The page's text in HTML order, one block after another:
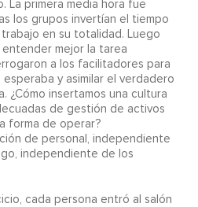
La primera media hora fue
los grupos invertían el tiempo
en su totalidad. Luego
mejor la tarea
a los facilitadores para
y asimilar el verdadero
¿Cómo insertamos una cultura
de gestión de activos
forma de operar?
de personal, independiente
independiente de los
cada persona entró al salón